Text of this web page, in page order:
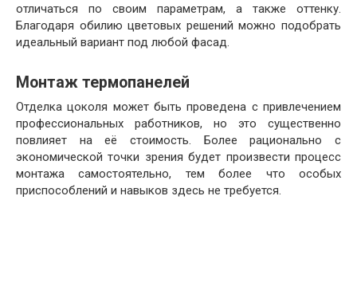
отличаться по своим параметрам, а также оттенку.
Благодаря обилию цветовых решений можно подобрать
идеальный вариант под любой фасад.
Монтаж термопанелей
Отделка цоколя может быть проведена с привлечением
профессиональных работников, но это существенно
повлияет на её стоимость. Более рационально с
экономической точки зрения будет произвести процесс
монтажа самостоятельно, тем более что особых
приспособлений и навыков здесь не требуется.